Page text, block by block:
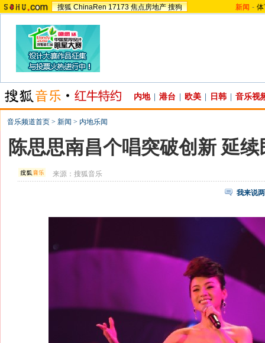
搜狐 ChinaRen 17173 焦点房地产 搜狗 新闻 -
内地 港台 欧美 日韩 音乐视
音乐频道首页 > 新闻 > 内地乐闻
陈思思南昌个唱突破创新 延
来源：搜狐音乐
我来说